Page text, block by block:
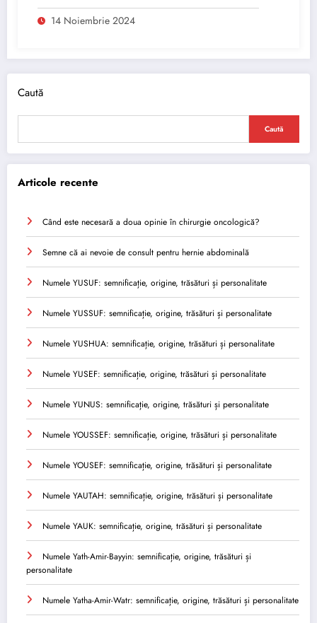
14 Noiembrie 2024
Caută
Caută
Articole recente
Când este necesară a doua opinie în chirurgie oncologică?
Semne că ai nevoie de consult pentru hernie abdominală
Numele YUSUF: semnificație, origine, trăsături și personalitate
Numele YUSSUF: semnificație, origine, trăsături și personalitate
Numele YUSHUA: semnificație, origine, trăsături și personalitate
Numele YUSEF: semnificație, origine, trăsături și personalitate
Numele YUNUS: semnificație, origine, trăsături și personalitate
Numele YOUSSEF: semnificație, origine, trăsături și personalitate
Numele YOUSEF: semnificație, origine, trăsături și personalitate
Numele YAUTAH: semnificație, origine, trăsături și personalitate
Numele YAUK: semnificație, origine, trăsături și personalitate
Numele Yath-Amir-Bayyin: semnificație, origine, trăsături și
personalitate
Numele Yatha-Amir-Watr: semnificație, origine, trăsături și personalitate